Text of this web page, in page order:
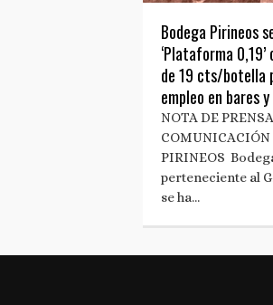
Bodega Pirineos
‘Plataforma
de 19 cts/botella
empleo en bares
NOTA DE
COMUNICACIÓN
PIRINEOS
perteneciente al
se ha…